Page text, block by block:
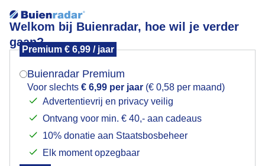
Welkom bij Buienradar, hoe wil je verder
gaan?
Premium € 6,99 / jaar
Buienradar Premium
Voor slechts € 6,99 per jaar (€ 0,58 per maand)
Advertentievrij en privacy veilig
Ontvang voor min. € 40,- aan cadeaus
10% donatie aan Staatsbosbeheer
Elk moment opzegbaar
Castellanus, geel droog, thermometer 29/30 gr
Strandpret
Mogen we je locatie gebruiken voor het
Indien je hier nog geen akkoord op hebt gegeven,
verschijnt er zo een pop-up uit je browser waarin